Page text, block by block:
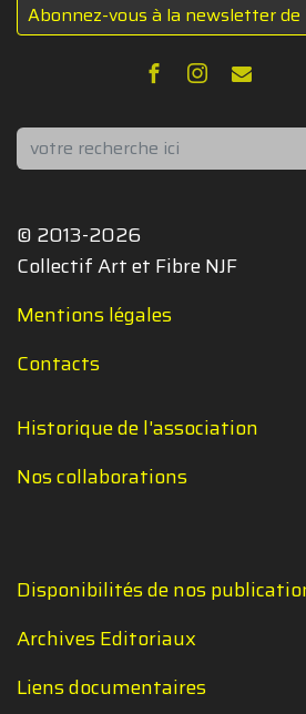
Abonnez-vous à la newsletter
Rechercher
© 2013-2026
Collectif Art et Fibre NJF
Mentions légales
Contacts
Historique de l'association
Nos collaborations
Disponibilités de nos
Archives Editoriaux
Liens documentaires